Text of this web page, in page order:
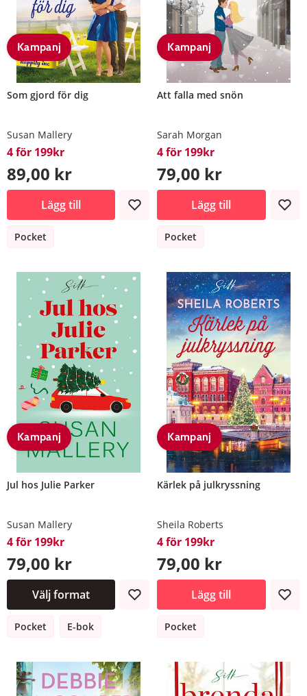
Kampanj
Som gjord för dig
Susan Mallery
4 för 199kr
89,00 kr
Lägg till
Pocket
Kampanj
Att falla med snön
Sarah Morgan
4 för 199kr
79,00 kr
Lägg till
Pocket
Kampanj
Jul hos Julie Parker
Susan Mallery
4 för 199kr
79,00 kr
Välj format
Pocket E-bok
Kampanj
Kärlek på julkryssning
Sheila Roberts
4 för 199kr
79,00 kr
Lägg till
Pocket